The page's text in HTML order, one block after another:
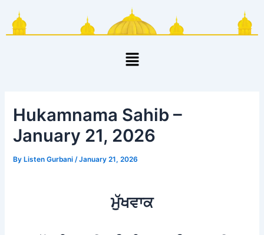
content
Menu
Hukamnama Sahib –
January 21, 2026
By Listen Gurbani/January 21, 2026
ਮੁੱਖਵਾਕ
navigation